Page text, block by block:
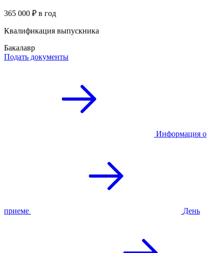
365 000 ₽ в год
Квалификация выпускника
Бакалавр
Подать документы
Информация о
приеме День